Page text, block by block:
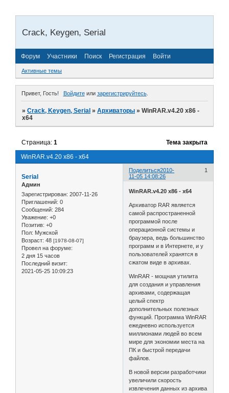
Crack, Keygen, Serial
Форум Участники Поиск Регистрация Войти
Активные темы
Привет, Гость! Войдитеили зарегистрируйтесь.
»Crack, Keygen, Serial »Архиваторы »WinRAR.v4.20 x86 -
x64
WinRAR.v4.20 x86 - x64
Страница:1 Тема закрыта
Поделиться 1
2010-
11-05 14:08:26
Serial
Админ
Зарегистрирован: 2007-11-26
Приглашений: 0
Сообщений: 284
Уважение: +0
Позитив: +0
Пол: Мужской
Возраст: 48 [1978-08-07]
Провел на форуме:
2 дня 15 часов
Последний визит:
2021-05-25 10:09:23
WinRAR.v4.20 x86 - x64
Архиватор RAR является
самой распространенной
программой после
операционной системы и
браузера, ведь большинство
программ и в Интернете, и у
пользователей хранятся в
сжатом виде в архивах.
WinRAR - мощная утилита
для создания и управления
архивами, содержащая
целый спектр
дополнительных полезных
функций. Программа WinRAR
ежедневно используется
миллионами людей во всем
мире для экономии места на
ПК и быстрой передачи
файлов.
В новой версии разработчики
увеличили скорость
извлечения данных из архива